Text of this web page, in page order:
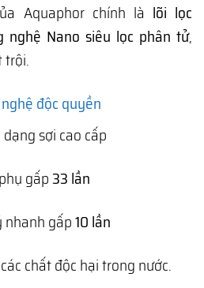
Aquaphor chính là lõi lọc
nghệ Nano siêu lọc phân tử,
trội.
độc quyền
sợi cao cấp
gấp33 lần
nhanh gấp10 lần
chất độc hại trong nước.